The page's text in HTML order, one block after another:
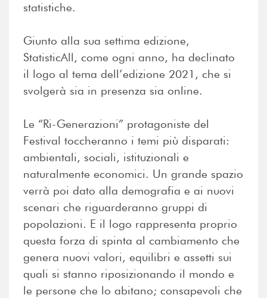
statistiche.
Giunto alla sua settima edizione,
StatisticAll, come ogni anno, ha declinato
il logo al tema dell’edizione 2021, che si
svolgerà sia in presenza sia online.
Le “Ri-Generazioni” protagoniste del
Festival toccheranno i temi più disparati:
ambientali, sociali, istituzionali e
naturalmente economici. Un grande spazio
verrà poi dato alla demografia e ai nuovi
scenari che riguarderanno gruppi di
popolazioni. E il logo rappresenta proprio
questa forza di spinta al cambiamento che
genera nuovi valori, equilibri e assetti sui
quali si stanno riposizionando il mondo e
le persone che lo abitano; consapevoli che